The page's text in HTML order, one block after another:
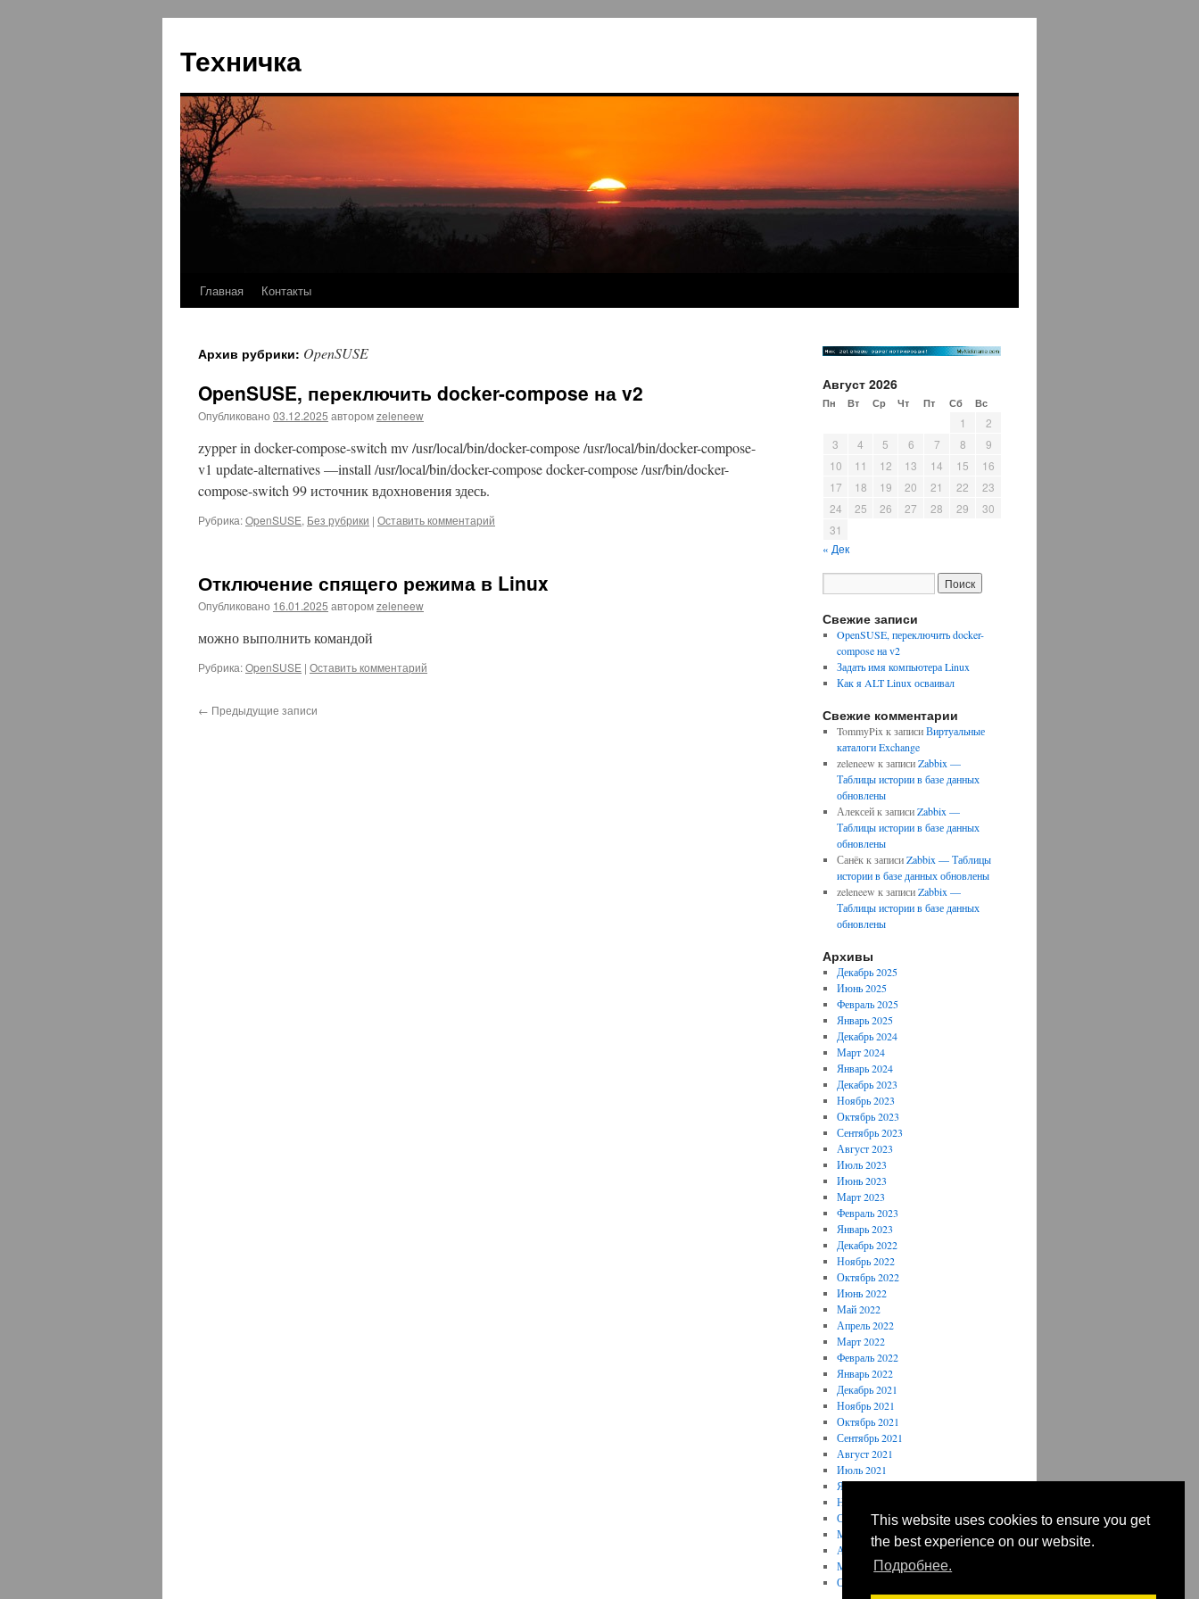
This website uses cookies to ensure you get
the best experience on our website.
Подробнее.
содержимому
Техничка
Главная Контакты
Архив рубрики: OpenSUSE
OpenSUSE, переключить docker-compose на v2
Опубликовано 03.12.2025 авторомzeleneew
zypper in docker-compose-switch mv /usr/local/bin/docker-compose /usr/local/bin/docker-compose-
v1 update-alternatives —install /usr/local/bin/docker-compose docker-compose /usr/bin/docker-
compose-switch 99 источник вдохновения здесь.
Рубрика:OpenSUSE, Без рубрики | Оставить комментарий
Отключение спящего режима в Linux
Опубликовано 16.01.2025 авторомzeleneew
можно выполнить командой
Рубрика:OpenSUSE | Оставить комментарий
← Предыдущие записи
Август 2026
Пн Вт Ср Чт Пт Сб Вс
1
2
3
4 5 6 7 8
9
10
11 12 13 14 15
16
17
18 19 20 21 22
23
24
25 26 27 28 29
30
31
« Дек
Свежие записи
OpenSUSE, переключить docker-
compose на v2
Задать имя компьютера Linux
Как я ALT Linux осваивал
Свежие комментарии
TommyPix к записиВиртуальные
каталоги Exchange
zeleneew к записиZabbix —
Таблицы истории в базе данных
обновлены
Алексейк записиZabbix —
Таблицы истории в базе данных
обновлены
Санёкк записиZabbix — Таблицы
истории в базе данных обновлены
zeleneew к записиZabbix —
Таблицы истории в базе данных
обновлены
Архивы
Декабрь 2025
Июнь 2025
Февраль 2025
Январь 2025
Декабрь 2024
Март 2024
Январь 2024
Декабрь 2023
Ноябрь 2023
Октябрь 2023
Сентябрь 2023
Август 2023
Июль 2023
Июнь 2023
Март 2023
Февраль 2023
Январь 2023
Декабрь 2022
Ноябрь 2022
Октябрь 2022
Июнь 2022
Май 2022
Апрель 2022
Март 2022
Февраль 2022
Январь 2022
Декабрь 2021
Ноябрь 2021
Октябрь 2021
Сентябрь 2021
Август 2021
Июль 2021
Январь 2021
Ноябрь 2020
Сентябрь 2020
Май 2020
Апрель 2020
Март 2020
Октябрь 2019